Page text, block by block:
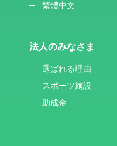
繁體中文
法人のみなさま
選ばれる理由
スポーツ施設
助成金